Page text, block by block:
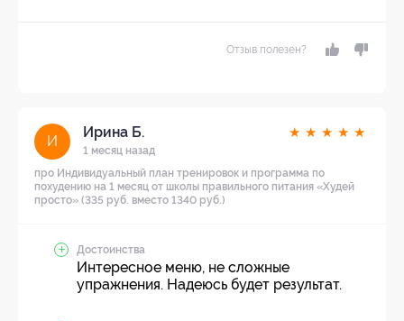
Отзыв полезен?
И
Ирина Б.
1 месяц назад
★ ★ ★ ★ ★
про Индивидуальный план тренировок и программа по
похудению на 1 месяц от школы правильного питания «Худей
просто» (335 руб. вместо 1340 руб.)
Достоинства
Интересное меню, не сложные
упражнения. Надеюсь будет результат.